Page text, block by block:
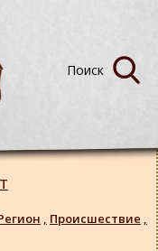
, Происшествие ,